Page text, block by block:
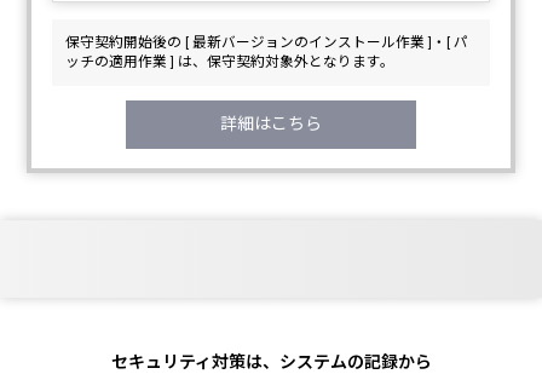
保守契約開始後の [ 最新バージョンのインストール作業 ]・[ パ
ッチの適用作業 ] は、保守契約対象外となります。
詳細はこちら
セキュリティ対策は、システムの記録から